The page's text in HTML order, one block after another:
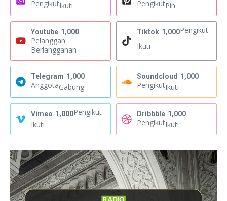
PengikutIkuti PengikutPin
Youtube 1,000
Pelanggan
Berlangganan
Tiktok 1,000Pengikut
Ikuti
Telegram 1,000
AnggotaGabung
Soundcloud 1,000
PengikutIkuti
Vimeo 1,000Pengikut
Ikuti
Dribbble 1,000
PengikutIkuti